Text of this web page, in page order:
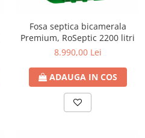
Fosa septica bicamerala
Premium, RoSeptic 2200 litri
8.990,00 Lei
ADAUGA IN COS